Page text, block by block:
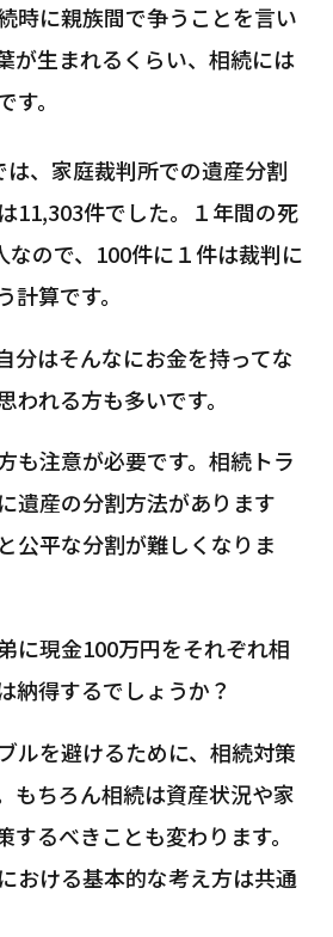
時に親族間で争うことを言い
が生まれるくらい、相続には
。
、家庭裁判所での遺産分割
11,303件でした。１年間の死
なので、100件に１件は裁判に
計算です。
分はそんなにお金を持ってな
われる方も多いです。
も注意が必要です。相続トラ
遺産の分割方法があります
公平な分割が難しくなりま
に現金100万円をそれぞれ相
納得するでしょうか？
ルを避けるために、相続対策
もちろん相続は資産状況や家
するべきことも変わります。
おける基本的な考え方は共通